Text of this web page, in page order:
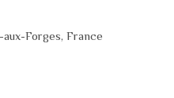
aux-Forges, France